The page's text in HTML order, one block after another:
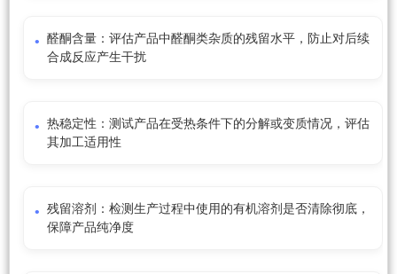
醛酮含量：评估产品中醛酮类杂质的残留水平，防止对后续
合成反应产生干扰
热稳定性：测试产品在受热条件下的分解或变质情况，评估
其加工适用性
残留溶剂：检测生产过程中使用的有机溶剂是否清除彻底，
保障产品纯净度